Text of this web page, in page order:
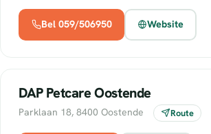
Bel 059/506950 Website
DAP Petcare Oostende
Parklaan 18, 8400 Oostende Route